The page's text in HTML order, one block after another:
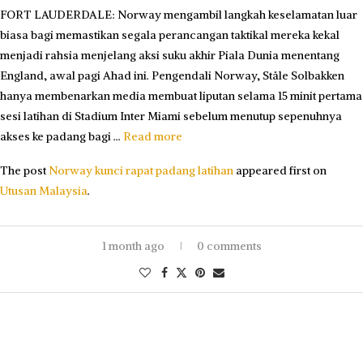
FORT LAUDERDALE: Norway mengambil langkah keselamatan luar
biasa bagi memastikan segala perancangan taktikal mereka kekal
menjadi rahsia menjelang aksi suku akhir Piala Dunia menentang
England, awal pagi Ahad ini. Pengendali Norway, Ståle Solbakken
hanya membenarkan media membuat liputan selama 15 minit pertama
sesi latihan di Stadium Inter Miami sebelum menutup sepenuhnya
akses ke padang bagi … Read more
The postNorway kunci rapat padang latihan appeared first on
Utusan Malaysia.
1 month ago 0 comments